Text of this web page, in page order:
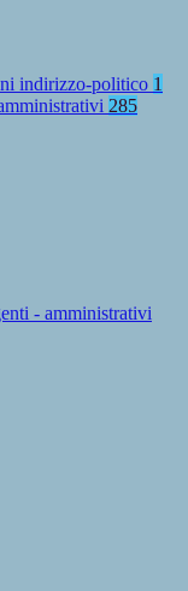
indirizzo-politico 1
285
- amministrativi